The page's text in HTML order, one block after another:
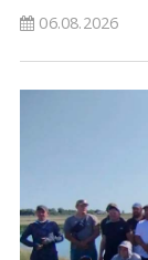
06.08.2026